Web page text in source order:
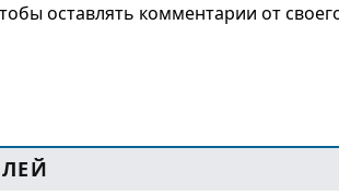
оставлять комментарии от